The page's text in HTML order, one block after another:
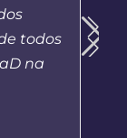
todos
na